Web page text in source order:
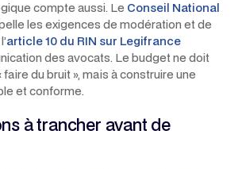
compte aussi. Le Conseil National
les exigences de modération et de
article 10 du RIN sur Legifrance
des avocats. Le budget ne doit
du bruit », mais à construire une
et conforme.
à trancher avant de